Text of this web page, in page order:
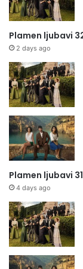
Plamen ljubavi
2 days ago
Plamen ljubavi
4 days ago